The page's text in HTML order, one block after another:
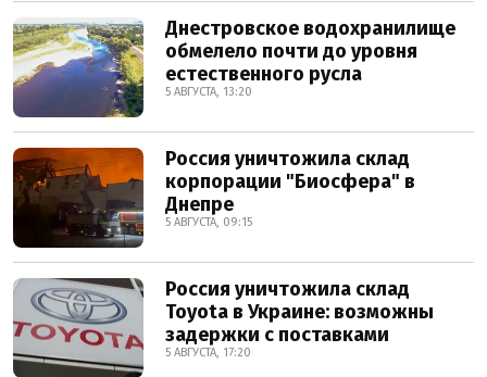
Днестровское водохранилище
обмелело почти до уровня
естественного русла
5 АВГУСТА, 13:20
Россия уничтожила склад
корпорации "Биосфера" в
Днепре
5 АВГУСТА, 09:15
Россия уничтожила склад
Toyota в Украине: возможны
задержки с поставками
5 АВГУСТА, 17:20